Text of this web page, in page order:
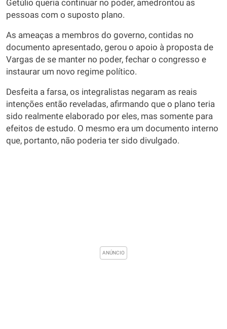
Getúlio queria continuar no poder, amedrontou as
pessoas com o suposto plano.
As ameaças a membros do governo, contidas no
documento apresentado, gerou o apoio à proposta de
Vargas de se manter no poder, fechar o congresso e
instaurar um novo regime político.
Desfeita a farsa, os integralistas negaram as reais
intenções então reveladas, afirmando que o plano teria
sido realmente elaborado por eles, mas somente para
efeitos de estudo. O mesmo era um documento interno
que, portanto, não poderia ter sido divulgado.